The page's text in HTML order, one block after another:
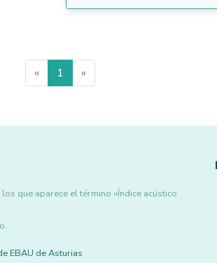
« 1 »
que aparece el término «Índice acústico
EBAU de Asturias